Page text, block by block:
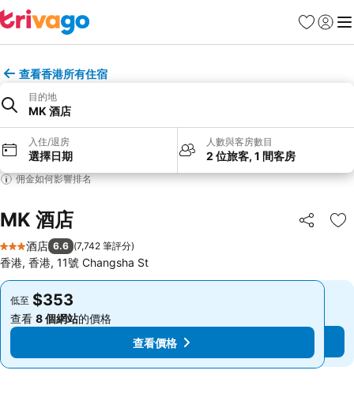
收藏夾
登入 選
查看香港所有住宿
目的地
MK 酒店
入住/退房
選擇日期
人數與客房數目
2 位旅客, 1 間客房
佣金如何影響排名
MK 酒店 分享
放
3 星級
酒店 6.6 (7,742 筆評分)
香港, 香港, 11號 Changsha St
低至 $353
查看 8 個網站的價格
查看價格
低至 $353
查看 8 個網站的價格
查看價格